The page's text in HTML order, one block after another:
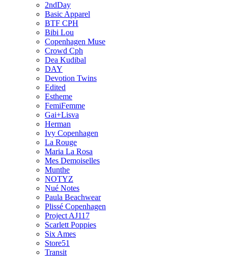
2ndDay
Basic Apparel
BTF CPH
Bibi Lou
Copenhagen Muse
Crowd Cph
Dea Kudibal
DAY
Devotion Twins
Edited
Estheme
FemiFemme
Gai+Lisva
Herman
Ivy Copenhagen
La Rouge
Maria La Rosa
Mes Demoiselles
Munthe
NOTYZ
Nué Notes
Paula Beachwear
Plissé Copenhagen
Project AJ117
Scarlett Poppies
Six Ames
Store51
Transit